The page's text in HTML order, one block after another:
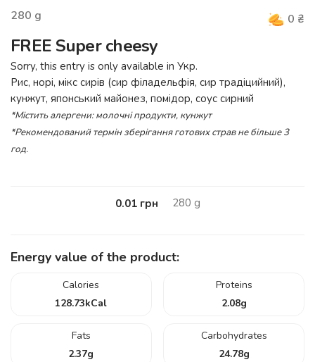
280 g 0 ₴
FREE Super cheesy
Sorry, this entry is only available in Укр.
Рис, норі, мікс сирів (сир філадельфія, сир традіцийний),
кунжут, японський майонез, помідор, соус сирний
*Містить алергени: молочні продукти, кунжут
*Рекомендований термін зберігання готових страв не більше 3
год.
0.01грн 280 g
Energy value of the product:
Calories
128.73kCal
Proteins
2.08g
Fats
2.37g
Carbohydrates
24.78g